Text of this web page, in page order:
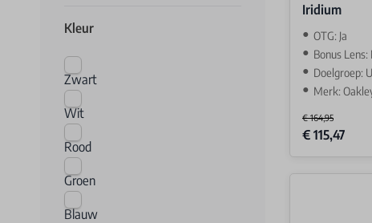
Kleur
Zwart
Wit
Rood
Groen
Blauw
Iridium
OTG: Ja
Bonus Lens:
Doelgroep:
Merk:
€ 164,95
Special Price
€ 115,47